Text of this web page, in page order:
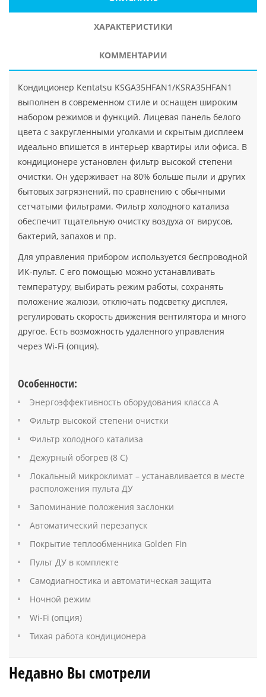
ХАРАКТЕРИСТИКИ
КОММЕНТАРИИ
Кондиционер Kentatsu KSGA35HFAN1/KSRA35HFAN1
выполнен в современном стиле и оснащен широким
набором режимов и функций. Лицевая панель белого
цвета с закругленными уголками и скрытым дисплеем
идеально впишется в интерьер квартиры или офиса. В
кондиционере установлен фильтр высокой степени
очистки. Он удерживает на 80% больше пыли и других
бытовых загрязнений, по сравнению с обычными
сетчатыми фильтрами. Фильтр холодного катализа
обеспечит тщательную очистку воздуха от вирусов,
бактерий, запахов и пр.
Для управления прибором используется беспроводной
ИК-пульт. С его помощью можно устанавливать
температуру, выбирать режим работы, сохранять
положение жалюзи, отключать подсветку дисплея,
регулировать скорость движения вентилятора и много
другое. Есть возможность удаленного управления
через Wi-Fi (опция).
Особенности:
Энергоэффективность оборудования класса А
Фильтр высокой степени очистки
Фильтр холодного катализа
Дежурный обогрев (8 С)
Локальный микроклимат – устанавливается в месте
расположения пульта ДУ
Запоминание положения заслонки
Автоматический перезапуск
Покрытие теплообменника Golden Fin
Пульт ДУ в комплекте
Самодиагностика и автоматическая защита
Ночной режим
Wi-Fi (опция)
Тихая работа кондиционера
Недавно Вы смотрели